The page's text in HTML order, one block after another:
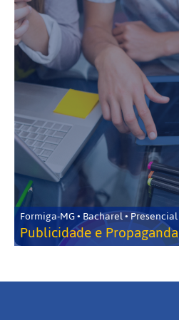
Formiga-MG • Bacharel • Presencial
Publicidade e Propaganda